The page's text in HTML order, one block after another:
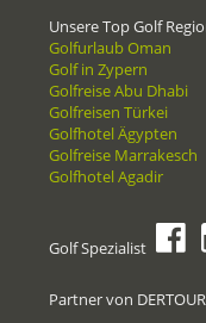
Unsere Top Golf
Golfurlaub Oman
Golf in Zypern
Golfreise Abu Dhabi
Golfreisen Türkei
Golfhotel Ägypten
Golfreise Marrakesch
Golfhotel Agadir
Golf Spezialist
Partner von